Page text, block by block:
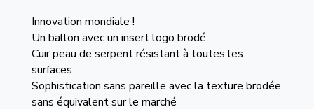
Innovation mondiale !
Un ballon avec un insert logo brodé
Cuir peau de serpent résistant à toutes les
surfaces
Sophistication sans pareille avec la texture brodée
sans équivalent sur le marché